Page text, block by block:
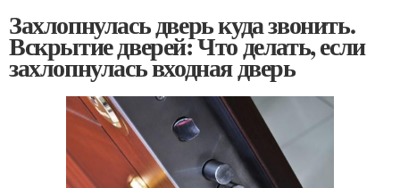
Захлопнулась дверь куда звонить.
Вскрытие дверей: Что делать, если
захлопнулась входная дверь